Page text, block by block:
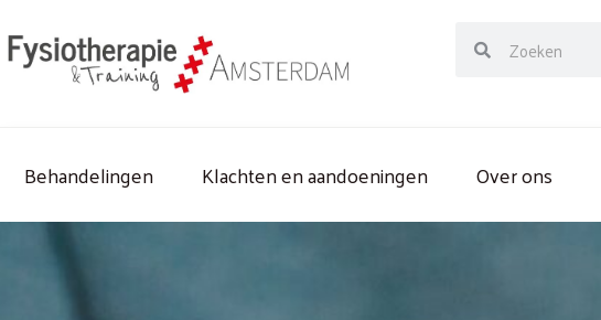
naar
Search
Behandelingen Klachten en aandoeningen Over ons